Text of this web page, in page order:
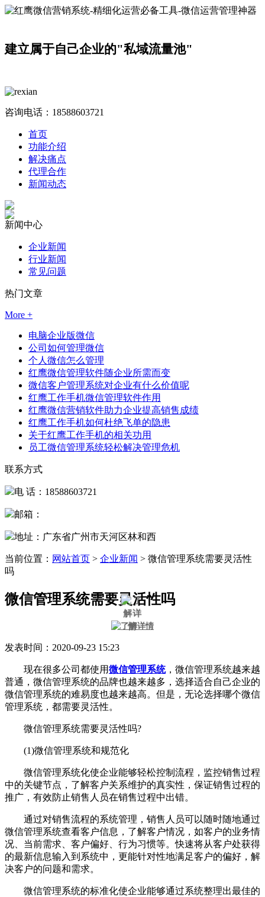
建立属于自己企业的"私域流量池"
咨询电话： 18588603721
首页
功能介绍
解决痛点
代理合作
新闻动态
新闻中心
企业新闻
行业新闻
常见问题
热门文章
More +
电脑企业版微信
公司如何管理微信
个人微信怎么管理
红鹰微信管理软件随企业所需而变
微信客户管理系统对企业有什么价值呢
红鹰工作手机微信管理软件作用
红鹰微信营销软件助力企业提高销售成绩
红鹰工作手机如何杜绝飞单的隐患
关于红鹰工作手机的相关功用
员工微信管理系统轻松解决管理危机
联系方式
电 话：18588603721
邮箱：
地址：广东省广州市天河区林和西
当前位置： 网站首页 > 企业新闻 > 微信管理系统需要灵活性
吗
微信管理系统需要灵活性吗
发表时间：2020-09-23 15:23
现在很多公司都使用微信管理系统，微信管理系统越来越
普通，微信管理系统的品牌也越来越多，选择适合自己企业的
微信管理系统的难易度也越来越高。但是，无论选择哪个微信
管理系统，都需要灵活性。
微信管理系统需要灵活性吗?
(1)微信管理系统和规范化
微信管理系统化使企业能够轻松控制流程，监控销售过程
中的关键节点，了解客户关系维护的真实性，保证销售过程的
推广，有效防止销售人员在销售过程中出错。
通过对销售流程的系统管理，销售人员可以随时随地通过
微信管理系统查看客户信息，了解客户情况，如客户的业务情
况、当前需求、客户偏好、行为习惯等。快速将从客户处获得
的最新信息输入到系统中，更能针对性地满足客户的偏好，解
决客户的问题和需求。
微信管理系统的标准化使企业能够通过系统整理出最佳的